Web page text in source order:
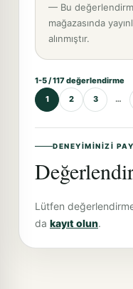
— Bu
mağazasında
alınmıştır.
1-5 / 117 değerlendirme
1
2 3 …
DENEYIMINIZI
Lütfen
da kayıt olun.